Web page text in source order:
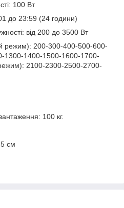
100 Вт
до 23:59 (24 години)
від 200 до 3500 Вт
режим): 200-300-400-500-600-
1300-1400-1500-1600-1700-
2100-2300-2500-2700-
100 кг.
см